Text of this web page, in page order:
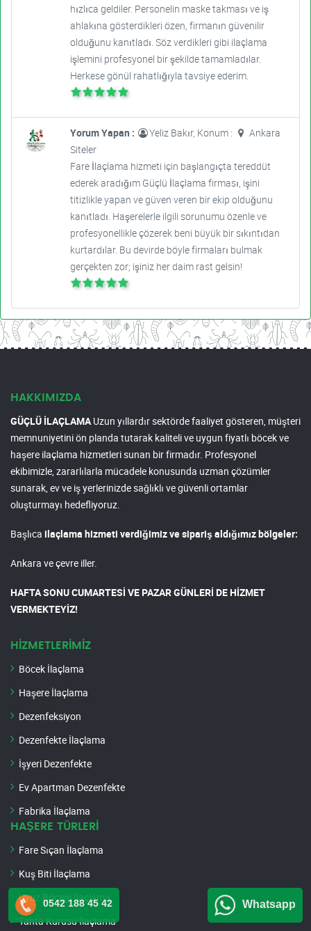
hızlıca geldiler. Personelin maske takması ve iş
ahlakına gösterdikleri özen, firmanın güvenilir
olduğunu kanıtladı. Söz verdikleri gibi ilaçlama
işlemini profesyonel bir şekilde tamamladılar.
Herkese gönül rahatlığıyla tavsiye ederim.
Yorum Yapan : Yeliz Bakır, Konum :
Ankara
Siteler
Fare İlaçlama hizmeti için başlangıçta tereddüt
ederek aradığım Güçlü İlaçlama firması, işini
titizlikle yapan ve güven veren bir ekip olduğunu
kanıtladı. Haşerelerle ilgili sorunumu özenle ve
profesyonellikle çözerek beni büyük bir sıkıntıdan
kurtardılar. Bu devirde böyle firmaları bulmak
gerçekten zor; işiniz her daim rast gelsin!
HAKKIMIZDA
GÜÇLÜ İLAÇLAMAUzun yıllardır sektörde faaliyet gösteren, müşteri
memnuniyetini ön planda tutarak kaliteli ve uygun fiyatlı böcek ve
haşere ilaçlama hizmetleri sunan bir firmadır. Profesyonel
ekibimizle, zararlılarla mücadele konusunda uzman çözümler
sunarak, ev ve iş yerlerinizde sağlıklı ve güvenli ortamlar
oluşturmayı hedefliyoruz.
Başlıca ilaçlama hizmeti verdiğimiz ve sipariş aldığımız bölgeler:
Ankara ve çevre iller.
HAFTA SONU CUMARTESİ VE PAZAR GÜNLERİ DE HİZMET
VERMEKTEYİZ!
HİZMETLERİMİZ
Böcek İlaçlama
Haşere İlaçlama
Dezenfeksiyon
Dezenfekte İlaçlama
İşyeri Dezenfekte
Ev Apartman Dezenfekte
Fabrika İlaçlama
HAŞERE TÜRLERİ
Fare Sıçan İlaçlama
Kuş Biti İlaçlama
Uyuz Böceği İlaçlama
Tahta Kurusu İlaçlama
0542 188 45 42 Whatsapp